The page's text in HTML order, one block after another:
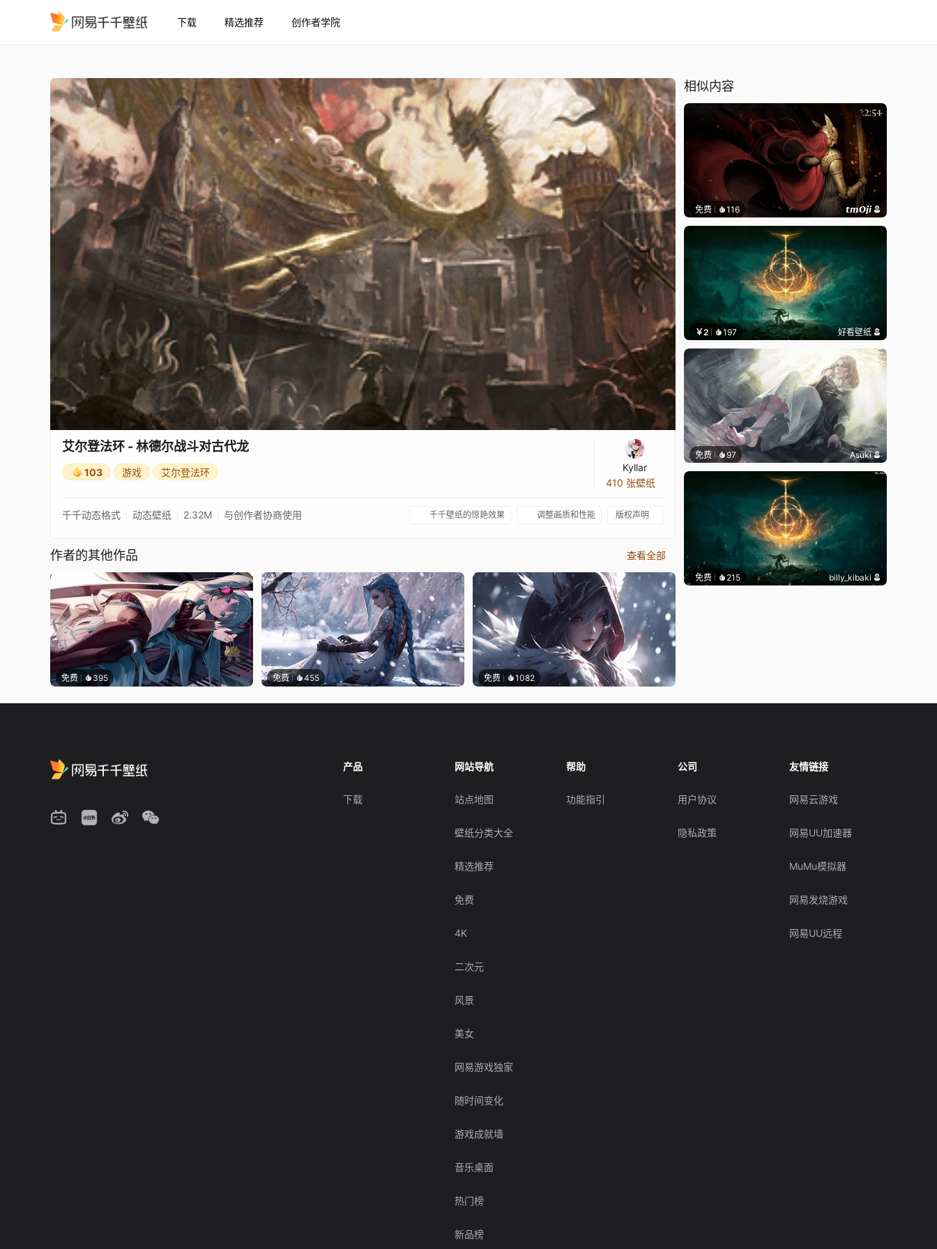
下载 精选推荐 创作者学院
艾尔登法环 - 林德尔战斗对古代龙
103 游戏 艾尔登法环
Kyllar
410 张壁纸
千千动态格式 动态壁纸 2.32M 与创作者协商使用 千千壁纸的惊艳效果 调整画质和性能 版权声明
作者的其他作品 查看全部
免费 395 免费 455 免费 1082
相似内容
免费 116 𝙩𝙢𝙊𝙟𝙞
￥2 197 好看壁纸
免费 97 Asuki
免费 215 billy_kibaki
产品
下载
网站导航
站点地图
壁纸分类大全
精选推荐
免费
4K
二次元
风景
美女
网易游戏独家
随时间变化
游戏成就墙
音乐桌面
热门榜
新品榜
帮助
功能指引
公司
用户协议
隐私政策
友情链接
网易云游戏
网易UU加速器
MuMu模拟器
网易发烧游戏
网易UU远程